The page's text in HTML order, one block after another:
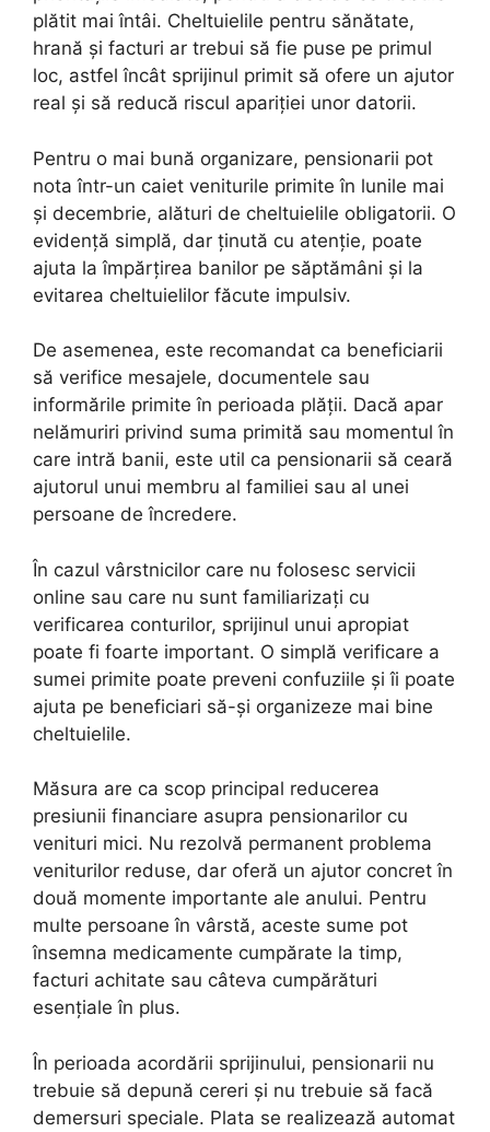
plătit mai întâi. Cheltuielile pentru sănătate,
hrană și facturi ar trebui să fie puse pe primul
loc, astfel încât sprijinul primit să ofere un ajutor
real și să reducă riscul apariției unor datorii.
Pentru o mai bună organizare, pensionarii pot
nota într-un caiet veniturile primite în lunile mai
și decembrie, alături de cheltuielile obligatorii. O
evidență simplă, dar ținută cu atenție, poate
ajuta la împărțirea banilor pe săptămâni și la
evitarea cheltuielilor făcute impulsiv.
De asemenea, este recomandat ca beneficiarii
să verifice mesajele, documentele sau
informările primite în perioada plății. Dacă apar
nelămuriri privind suma primită sau momentul în
care intră banii, este util ca pensionarii să ceară
ajutorul unui membru al familiei sau al unei
persoane de încredere.
În cazul vârstnicilor care nu folosesc servicii
online sau care nu sunt familiarizați cu
verificarea conturilor, sprijinul unui apropiat
poate fi foarte important. O simplă verificare a
sumei primite poate preveni confuziile și îi poate
ajuta pe beneficiari să-și organizeze mai bine
cheltuielile.
Măsura are ca scop principal reducerea
presiunii financiare asupra pensionarilor cu
venituri mici. Nu rezolvă permanent problema
veniturilor reduse, dar oferă un ajutor concret în
două momente importante ale anului. Pentru
multe persoane în vârstă, aceste sume pot
însemna medicamente cumpărate la timp,
facturi achitate sau câteva cumpărături
esențiale în plus.
În perioada acordării sprijinului, pensionarii nu
trebuie să depună cereri și nu trebuie să facă
demersuri speciale. Plata se realizează automat